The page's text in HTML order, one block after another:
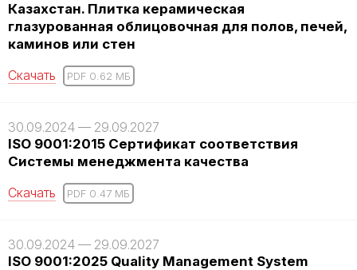
Казахстан. Плитка керамическая
глазурованная облицовочная для полов, печей,
каминов или стен
Скачать
PDF 0.62 MБ
30.09.2024 — 29.09.2027
ISO 9001:2015 Сертификат соответствия
Системы менеджмента качества
Скачать
PDF 0.47 MБ
30.09.2024 — 29.09.2027
ISO 9001:2025 Quality Management System